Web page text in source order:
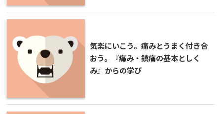
気楽にいこう。痛みとうまく付き合
おう。『痛み・鎮痛の基本としく
み』からの学び